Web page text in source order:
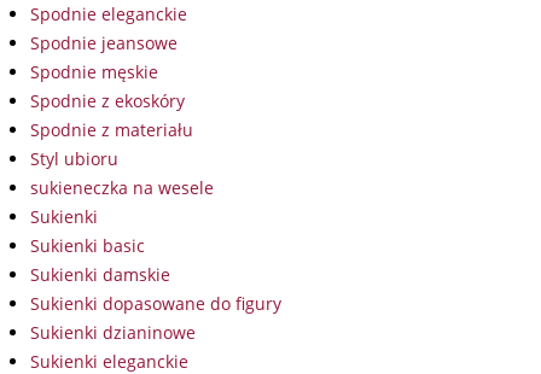
Spodnie eleganckie
Spodnie jeansowe
Spodnie męskie
Spodnie z ekoskóry
Spodnie z materiału
Styl ubioru
sukieneczka na wesele
Sukienki
Sukienki basic
Sukienki damskie
Sukienki dopasowane do figury
Sukienki dzianinowe
Sukienki eleganckie